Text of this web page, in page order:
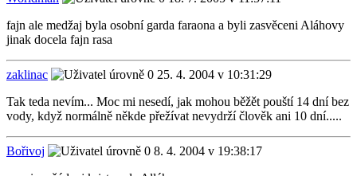
fajn ale medžaj byla osobní garda faraona a byli zasvěceni Aláhovy
jinak docela fajn rasa
zaklinac
25. 4. 2004 v 10:31:29
Tak teda nevím... Moc mi nesedí, jak mohou běžět pouští 14 dní bez
vody, když normálně někde přežívat nevydrží člověk ani 10 dní.....
Bořivoj
8. 4. 2004 v 19:38:17